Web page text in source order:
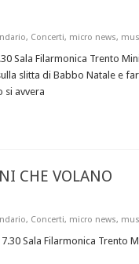
, Concerti, micro news,
Sala Filarmonica Trento
slitta di Babbo Natale e
si avvera
CHE VOLANO
, Concerti, micro news,
Sala Filarmonica Trento